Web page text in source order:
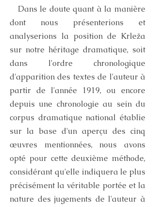
Dans le doute quant à la manière
dont nous présenterions et
analyserions la position de Krleža
sur notre héritage dramatique, soit
dans l'ordre chronologique
d'apparition des textes de l'auteur à
partir de l'année 1919, ou encore
depuis une chronologie au sein du
corpus dramatique national établie
sur la base d'un aperçu des cinq
œuvres mentionnées, nous avons
opté pour cette deuxième méthode,
considérant qu'elle indiquera le plus
précisément la véritable portée et la
nature des jugements de l'auteur à